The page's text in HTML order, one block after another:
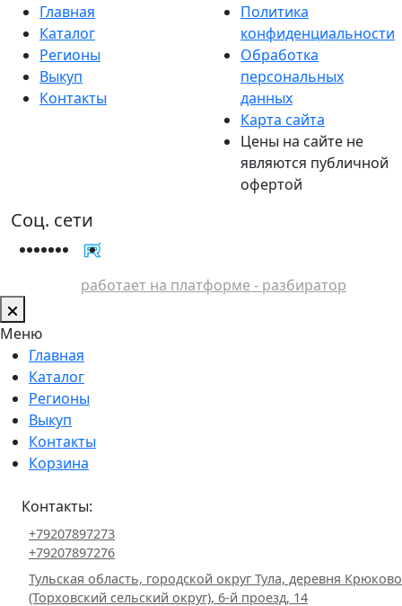
Главная
Каталог
Регионы
Выкуп
Контакты
Политика
конфиденциальности
Обработка
персональных
данных
Карта сайта
Цены на сайте не
являются публичной
офертой
Соц. сети
работает на платформе - разбиратор
Меню
Главная
Каталог
Регионы
Выкуп
Контакты
Корзина
Контакты:
+79207897273
+79207897276
Тульская область, городской округ Тула, деревня Крюково
(Торховский сельский округ), 6-й проезд, 14